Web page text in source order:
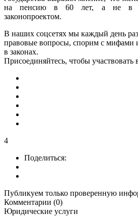
на пенсию в 60 лет, а не в
законопроектом.
В наших соцсетях мы каждый день
правовые вопросы, спорим с мифами
в законах.
Присоединяйтесь, чтобы участвовать
4
Поделиться:
Публикуем только проверенную
Комментарии (0)
Юридические услуги